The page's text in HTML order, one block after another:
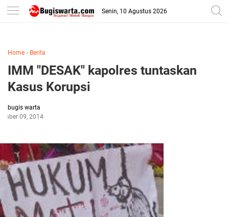
-->
Senin, 10 Agustus 2026
Home › Berita
IMM "DESAK" kapolres tuntaskan
Kasus Korupsi
bugis warta
09, 2014